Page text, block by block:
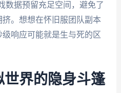
数据预留充足空间，避免了
。想想在怀旧服团队副本
响应可能就是生与死的区
世界的隐身斗篷